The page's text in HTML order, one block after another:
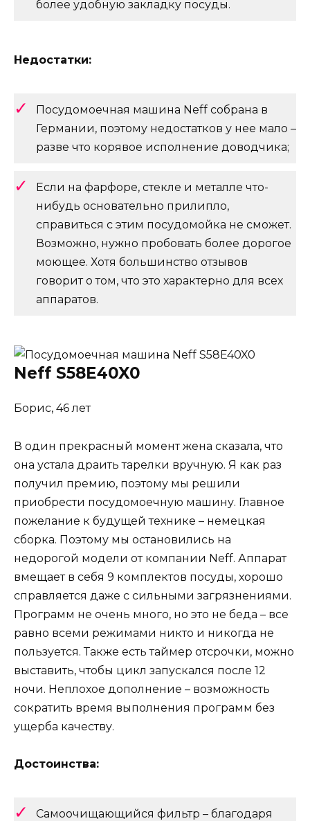
более удобную закладку посуды.
Недостатки:
Посудомоечная машина Neff собрана в
Германии, поэтому недостатков у нее мало –
разве что корявое исполнение доводчика;
Если на фарфоре, стекле и металле что-
нибудь основательно прилипло,
справиться с этим посудомойка не сможет.
Возможно, нужно пробовать более дорогое
моющее. Хотя большинство отзывов
говорит о том, что это характерно для всех
аппаратов.
Neff S58E40X0
Борис, 46 лет
В один прекрасный момент жена сказала, что
она устала драить тарелки вручную. Я как раз
получил премию, поэтому мы решили
приобрести посудомоечную машину. Главное
пожелание к будущей технике – немецкая
сборка. Поэтому мы остановились на
недорогой модели от компании Neff. Аппарат
вмещает в себя 9 комплектов посуды, хорошо
справляется даже с сильными загрязнениями.
Программ не очень много, но это не беда – все
равно всеми режимами никто и никогда не
пользуется. Также есть таймер отсрочки, можно
выставить, чтобы цикл запускался после 12
ночи. Неплохое дополнение – возможность
сократить время выполнения программ без
ущерба качеству.
Достоинства:
Самоочищающийся фильтр – благодаря